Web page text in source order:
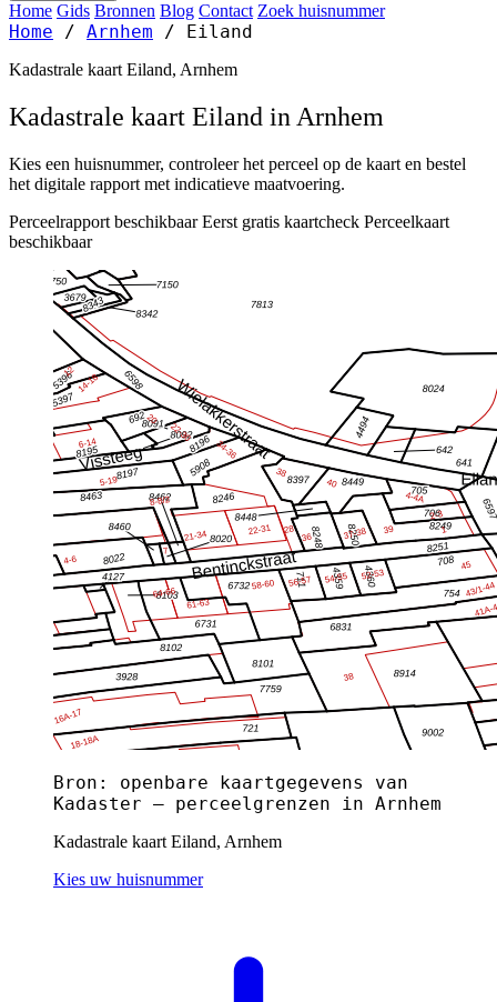
Home Gids Bronnen Blog Contact Zoek huisnummer
Home / Arnhem / Eiland
Kadastrale kaart Eiland, Arnhem
Kadastrale kaart Eiland in Arnhem
Kies een huisnummer, controleer het perceel op de kaart en bestel
het digitale rapport met indicatieve maatvoering.
Perceelrapport beschikbaar Eerst gratis kaartcheck Perceelkaart
beschikbaar
Bron: openbare kaartgegevens van
Kadaster — perceelgrenzen in Arnhem
Kadastrale kaart Eiland, Arnhem
Kies uw huisnummer